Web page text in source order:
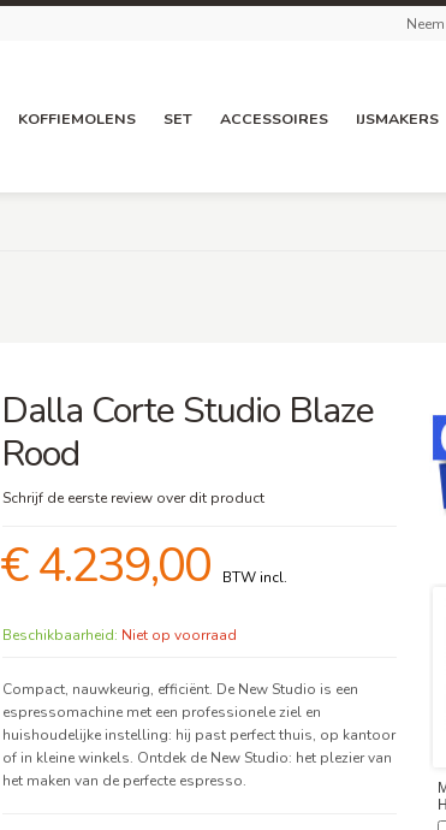
KOFFIEMOLENS SET ACCESSOIRES IJSMAKERS
Dalla Corte Studio Blaze
Rood
Schrijf de eerste review over dit product
€ 4.239,00
Beschikbaarheid: Niet op voorraad
Compact, nauwkeurig, efficiënt. De New Studio is een
espressomachine met een professionele ziel en
huishoudelijke instelling: hij past perfect thuis, op kantoor
of in kleine winkels. Ontdek de New Studio: het plezier van
het maken van de perfecte espresso.